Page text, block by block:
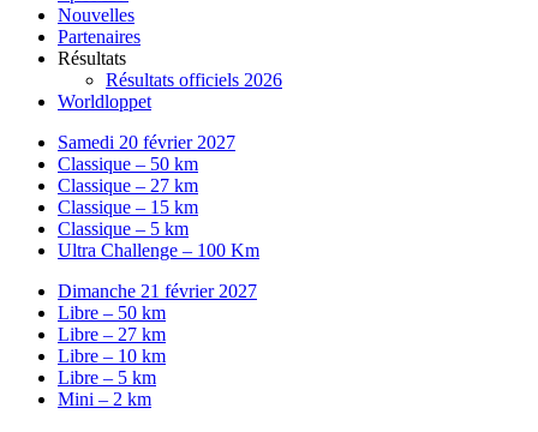
Nouvelles
Partenaires
Résultats
Résultats officiels 2026
Worldloppet
Samedi 20 février 2027
Classique – 50 km
Classique – 27 km
Classique – 15 km
Classique – 5 km
Ultra Challenge – 100 Km
Dimanche 21 février 2027
Libre – 50 km
Libre – 27 km
Libre – 10 km
Libre – 5 km
Mini – 2 km